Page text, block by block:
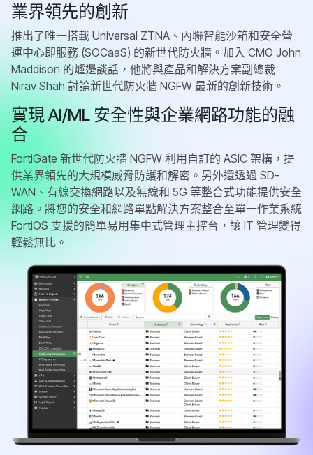
業界領先的創新
推出了唯一搭載 Universal ZTNA、內聯智能沙箱和安全營
運中心即服務 (SOCaaS) 的新世代防火牆。加入 CMO John
Maddison 的爐邊談話，他將與產品和解決方案副總裁
Nirav Shah 討論新世代防火牆 NGFW 最新的創新技術。
實現 AI/ML 安全性與企業網路功能的融
合
FortiGate 新世代防火牆 NGFW 利用自訂的 ASIC 架構，提
供業界領先的大規模威脅防護和解密。另外還透過 SD-
WAN、有線交換網路以及無線和 5G 等整合式功能提供安全
網路。將您的安全和網路單點解決方案整合至單一作業系統
FortiOS 支援的簡單易用集中式管理主控台，讓 IT 管理變得
輕鬆無比。